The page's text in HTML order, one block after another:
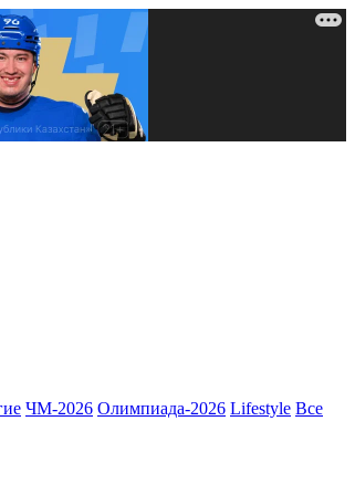
ЧМ-2026 Олимпиада-2026 Lifestyle Все